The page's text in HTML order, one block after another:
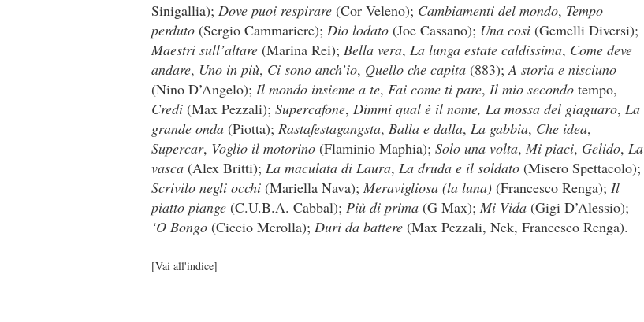
Sinigallia); Dove puoi respirare (Cor Veleno); Cambiamenti del mondo, Tempo
perduto (Sergio Cammariere); Dio lodato (Joe Cassano); Una così (Gemelli Diversi);
Maestri sull’altare (Marina Rei); Bella vera, La lunga estate caldissima, Come deve
andare, Uno in più, Ci sono anch’io, Quello che capita (883);A storia e nisciuno
(Nino D’Angelo); Il mondo insieme a te, Fai come ti pare, Il mio secondo tempo,
Credi (Max Pezzali); Supercafone, Dimmi qual è il nome, La mossa del giaguaro, La
grande onda (Piotta); Rastafestagangsta, Balla e dalla, La gabbia, Che idea,
Supercar, Voglio il motorino (Flaminio Maphia); Solo una volta, Mi piaci, Gelido, La
vasca (Alex Britti); La maculata di Laura, La druda e il soldato (Misero Spettacolo);
Scrivilo negli occhi (Mariella Nava); Meravigliosa (la luna) (Francesco Renga); Il
piatto piange (C.U.B.A. Cabbal); Più di prima (G Max); Mi Vida (Gigi D’Alessio);
‘O Bongo (Ciccio Merolla); Duri da battere (Max Pezzali, Nek, Francesco Renga).
[Vai all'indice]